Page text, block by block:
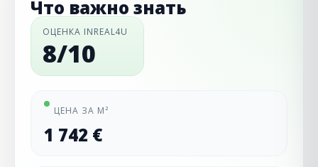
Что важно знать
ОЦЕНКА INREAL4U
8/10
ЦЕНА ЗА М²
1 742 €